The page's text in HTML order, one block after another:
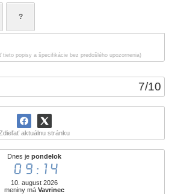
7/10
aktuálnu stránku
Dnes je pondelok
09:14
10. august 2026
meniny má Vavrinec
?
tieto popisy a špecifikácie bez predošlého upozornenia)